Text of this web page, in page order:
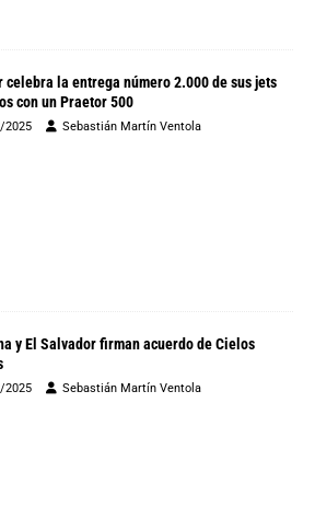
celebra la entrega número 2.000 de sus jets
con un Praetor 500
2025 Sebastián Martín Ventola
y El Salvador firman acuerdo de Cielos
2025 Sebastián Martín Ventola